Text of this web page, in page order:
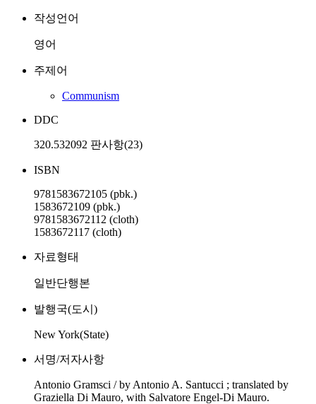
작성언어
영어
주제어
Communism
DDC
320.532092 판사항(23)
ISBN
9781583672105 (pbk.)
1583672109 (pbk.)
9781583672112 (cloth)
1583672117 (cloth)
자료형태
일반단행본
발행국(도시)
New York(State)
서명/저자사항
Antonio Gramsci / by Antonio A. Santucci ; translated by
Graziella Di Mauro, with Salvatore Engel-Di Mauro.